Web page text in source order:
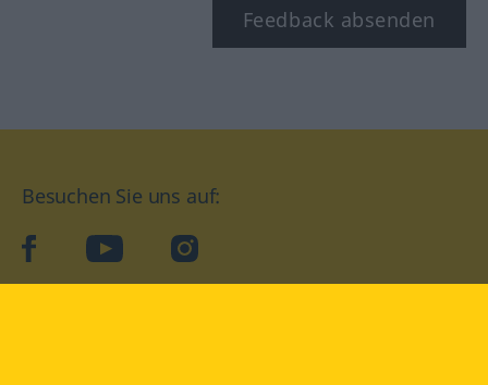
Feedback absenden
Besuchen Sie uns auf:
facebookYouTube Instagram